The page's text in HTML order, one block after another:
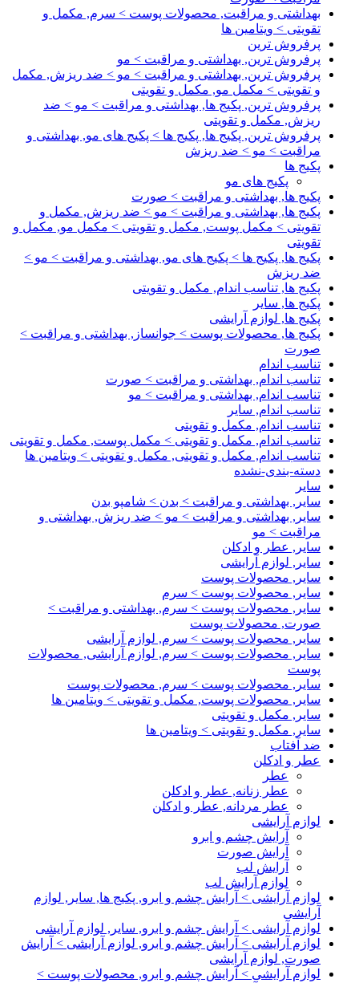
بهداشتی و مراقبت, محصولات پوست > سرم, مکمل و
تقویتی > ویتامین ها
پرفروش ترین
پرفروش ترین, بهداشتی و مراقبت > مو
پرفروش ترین, بهداشتی و مراقبت > مو > ضد ریزش, مکمل
و تقویتی > مکمل مو, مکمل و تقویتی
پرفروش ترین, پکیج ها, بهداشتی و مراقبت > مو > ضد
ریزش, مکمل و تقویتی
پرفروش ترین, پکیج ها, پکیج ها > پکیج های مو, بهداشتی و
مراقبت > مو > ضد ریزش
پکیج ها
پکیج های مو
پکیج ها, بهداشتی و مراقبت > صورت
پکیج ها, بهداشتی و مراقبت > مو > ضد ریزش, مکمل و
تقویتی > مکمل پوست, مکمل و تقویتی > مکمل مو, مکمل و
تقویتی
پکیج ها, پکیج ها > پکیج های مو, بهداشتی و مراقبت > مو >
ضد ریزش
پکیج ها, تناسب اندام, مکمل و تقویتی
پکیج ها, سایر
پکیج ها, لوازم آرایشی
پکیج ها, محصولات پوست > جوانساز, بهداشتی و مراقبت >
صورت
تناسب اندام
تناسب اندام, بهداشتی و مراقبت > صورت
تناسب اندام, بهداشتی و مراقبت > مو
تناسب اندام, سایر
تناسب اندام, مکمل و تقویتی
تناسب اندام, مکمل و تقویتی > مکمل پوست, مکمل و تقویتی
تناسب اندام, مکمل و تقویتی, مکمل و تقویتی > ویتامین ها
دسته-بندی-نشده
سایر
سایر, بهداشتی و مراقبت > بدن > شامپو بدن
سایر, بهداشتی و مراقبت > مو > ضد ریزش, بهداشتی و
مراقبت > مو
سایر, عطر و ادکلن
سایر, لوازم آرایشی
سایر, محصولات پوست
سایر, محصولات پوست > سرم
سایر, محصولات پوست > سرم, بهداشتی و مراقبت >
صورت, محصولات پوست
سایر, محصولات پوست > سرم, لوازم آرایشی
سایر, محصولات پوست > سرم, لوازم آرایشی, محصولات
پوست
سایر, محصولات پوست > سرم, محصولات پوست
سایر, محصولات پوست, مکمل و تقویتی > ویتامین ها
سایر, مکمل و تقویتی
سایر, مکمل و تقویتی > ویتامین ها
ضد آفتاب
عطر و ادکلن
عطر
عطر زنانه, عطر و ادکلن
عطر مردانه, عطر و ادکلن
لوازم آرایشی
آرایش چشم و ابرو
آرایش صورت
آرایش لب
لوازم آرایش لب
لوازم آرایشی > آرایش چشم و ابرو, پکیج ها, سایر, لوازم
آرایشی
لوازم آرایشی > آرایش چشم و ابرو, سایر, لوازم آرایشی
لوازم آرایشی > آرایش چشم و ابرو, لوازم آرایشی > آرایش
صورت, لوازم آرایشی
لوازم آرایشی > آرایش چشم و ابرو, محصولات پوست >